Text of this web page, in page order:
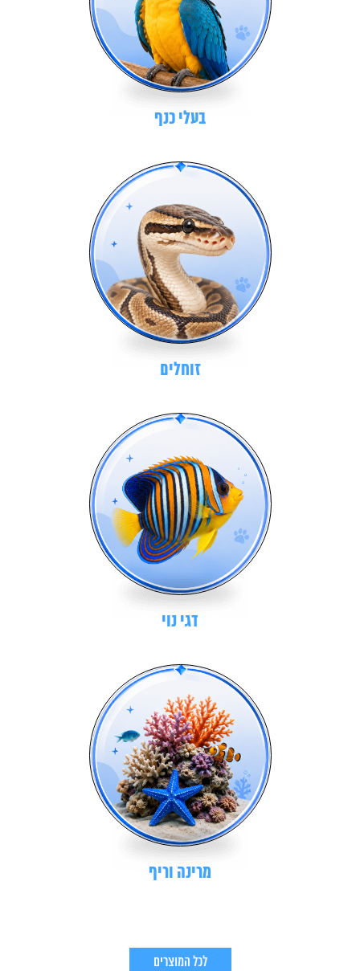
בעלי כנף
זוחלים
דגי נוי
מרינה וריף
לכל המוצרים